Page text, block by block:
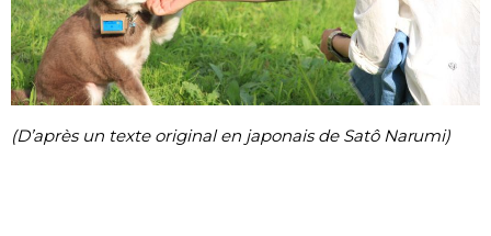
(D’après un texte original en japonais de Satô Narumi)